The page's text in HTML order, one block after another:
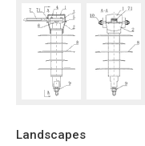
Landscapes